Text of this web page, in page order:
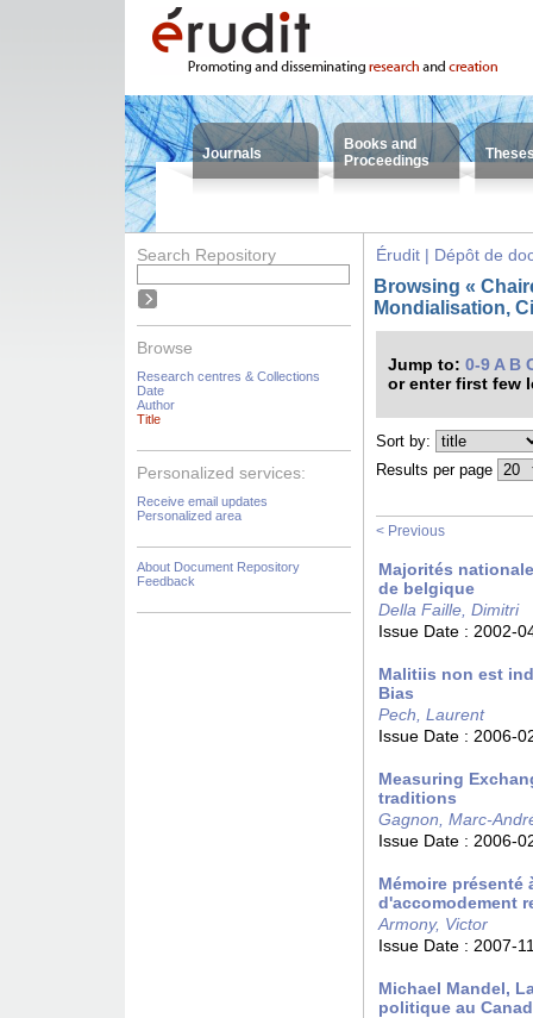
Journals
Books and
Proceedings
Search Repository
Browse
Research centres & Collections
Date
Author
Title
Personalized services:
Receive email updates
Personalized area
About Document Repository
Feedback
Érudit | Dépôt de
Browsing «
Mondialisation,
Jump to: 0-9 A B
or enter first few
Sort by:
Results per page
< Previous
Majorités
de belgique
Della Faille, Dimitri
Issue Date : 2002-
Malitiis non est
Bias
Pech, Laurent
Issue Date : 2006-
Measuring
traditions
Gagnon, Marc-
Issue Date : 2006-
Mémoire
d'accomodement
Armony, Victor
Issue Date : 2007-
Michael Mandel,
politique au